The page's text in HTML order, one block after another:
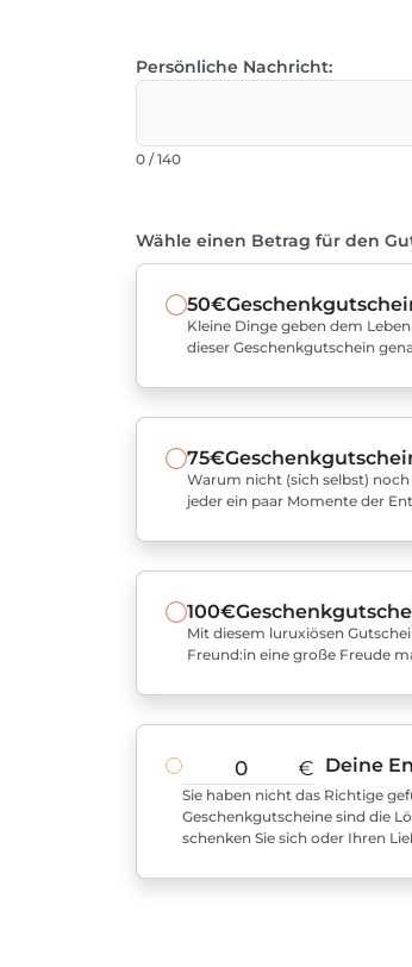
Persönliche Nachricht:
0 / 140
Wähle einen Betrag für den
50€
Kleine Dinge geben dem
dieser Geschenkgutschein
75€
Warum nicht (sich selbst)
jeder ein paar Momente der
100€
Mit diesem luruxiösen
Freund:in eine große Freude
€ Deine
Sie haben nicht das Richtige
Geschenkgutscheine sind die
schenken Sie sich oder Ihren